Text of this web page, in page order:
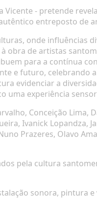
- pretende
entreposto de
onde influências
obra de artistas
para a contínua
e futuro, celebrando
evidenciar a
uma experiência
Conceição Lima,
Ivanick Lopandza,
Prazeres, Olavo
pela cultura
sonora, pintura